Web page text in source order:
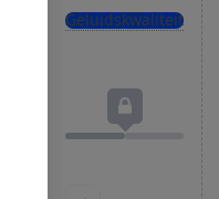
Geluidskwaliteit